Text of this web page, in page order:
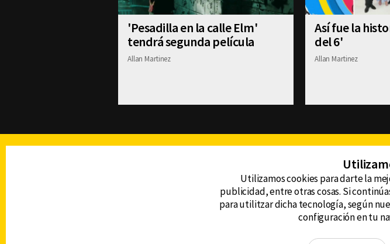
'Pesadilla en la calle Elm'
tendrá segunda película
Allan Martinez
Así fue la
del 6'
Allan Martinez
DERECHOS RESERVADOS © CANAL 6 2026
Prohibida la reproducción total o parcial, incluyendo
Utilizamos cookies para darte la
publicidad, entre otras cosas. Si
para utilitzar dicha tecnología, según
configuración en tu